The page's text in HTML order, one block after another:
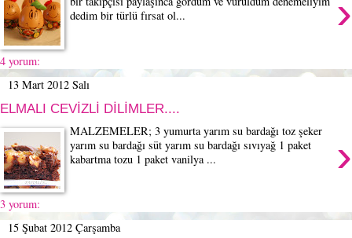
›
dedim bir türlü fırsat ol...
4 yorum:
13 Mart 2012 Salı
ELMALI CEVİZLİ DİLİMLER....
›
MALZEMELER; 3 yumurta yarım su bardağı toz şeker
yarım su bardağı süt yarım su bardağı sıvıyağ 1 paket
kabartma tozu 1 paket vanilya ...
3 yorum:
15 Şubat 2012 Çarşamba